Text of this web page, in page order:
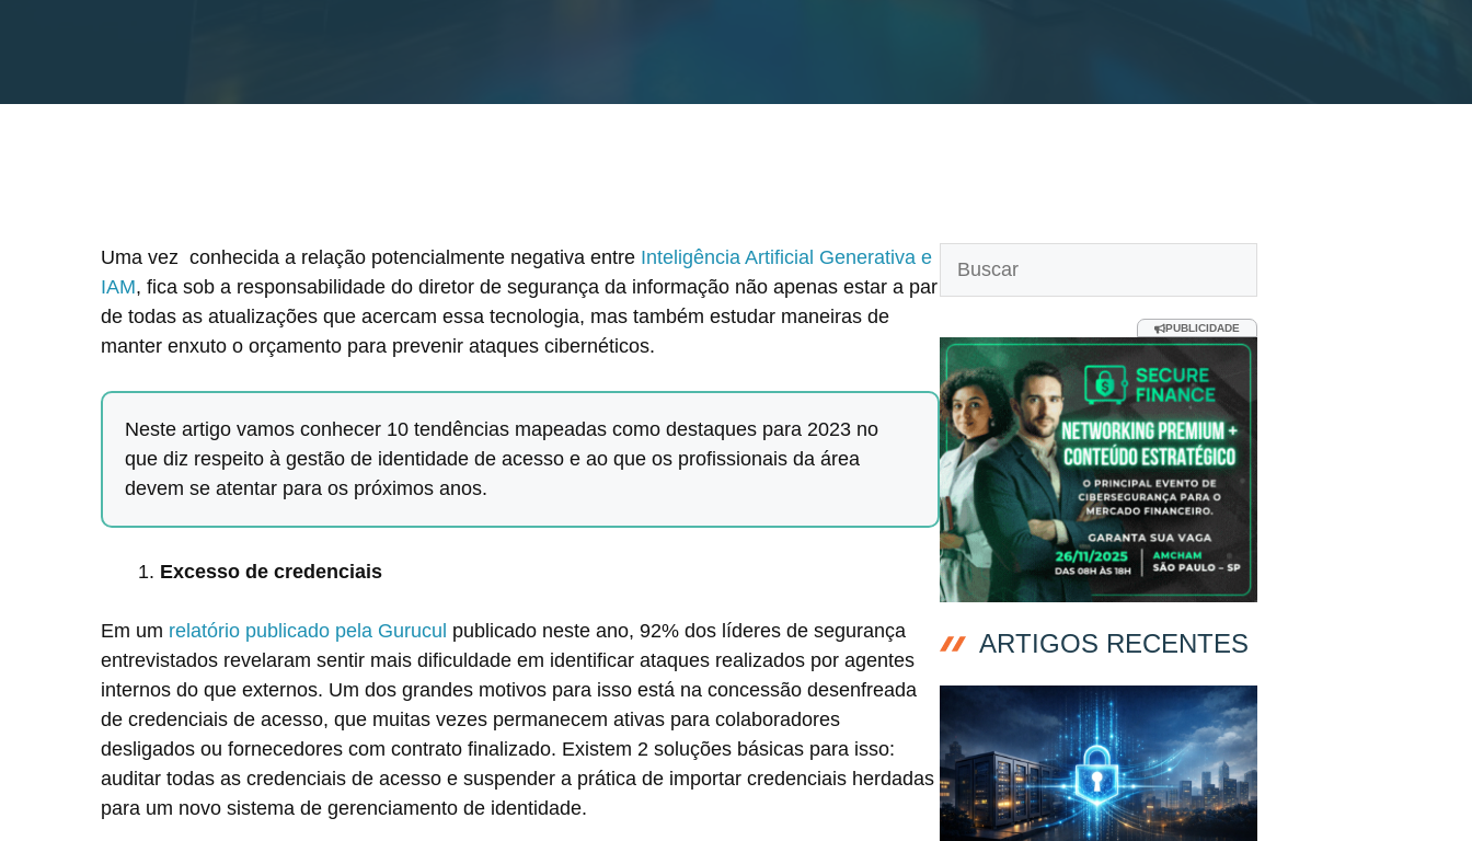
Uma vez conhecida a relação potencialmente negativa entre Inteligência Artificial Generativa e
IAM, fica sob a responsabilidade do diretor de segurança da informação não apenas estar a par
de todas as atualizações que acercam essa tecnologia, mas também estudar maneiras de
manter enxuto o orçamento para prevenir ataques cibernéticos.
Neste artigo vamos conhecer 10 tendências mapeadas como destaques para 2023 no
que diz respeito à gestão de identidade de acesso e ao que os profissionais da área
devem se atentar para os próximos anos.
Excesso de credenciais
Em um relatório publicado pela Gurucul publicado neste ano, 92% dos líderes de segurança
entrevistados revelaram sentir mais dificuldade em identificar ataques realizados por agentes
internos do que externos. Um dos grandes motivos para isso está na concessão desenfreada
de credenciais de acesso, que muitas vezes permanecem ativas para colaboradores
desligados ou fornecedores com contrato finalizado. Existem 2 soluções básicas para isso:
auditar todas as credenciais de acesso e suspender a prática de importar credenciais herdadas
para um novo sistema de gerenciamento de identidade.
PUBLICIDADE
ARTIGOS RECENTES